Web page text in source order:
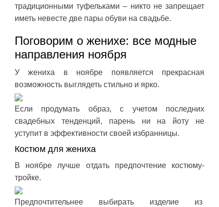
традиционными туфельками – никто не запрещает
иметь невесте две пары обуви на свадьбе.
Поговорим о женихе: все модные
направления ноября
У жениха в ноябре появляется прекрасная
возможность выглядеть стильно и ярко.
Если продумать образ, с учетом последних
свадебных тенденций, парень ни на йоту не
уступит в эффективности своей избранницы.
Костюм для жениха
В ноябре лучше отдать предпочтение костюму-
тройке.
Предпочтительнее выбирать изделие из